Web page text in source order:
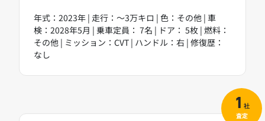
年式：2023年 | 走行：～3万キロ | 色：その他 | 車
検：2028年5月 | 乗車定員： 7名 | ドア： 5枚 | 燃料：
その他 | ミッション：CVT | ハンドル：右 | 修復歴：
なし
1 社
査定